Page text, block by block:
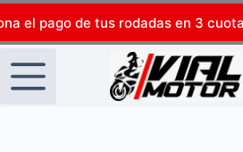
el pago de tus rodadas en 3